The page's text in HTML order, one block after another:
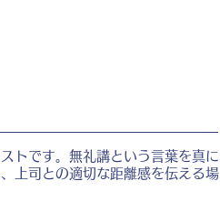
トです。無礼講という言葉を真に
上司との適切な距離感を伝える場